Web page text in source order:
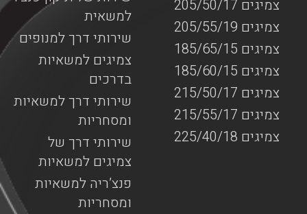
למשאית
שירותי דרך למנופים
צמיגים למשאיות
בדרכים
שירותי דרך למשאיות
ומסחריות
שירותי דרך של
צמיגים למשאיות
פנצ’ריה למשאיות
ומסחריות
צמיגים 205/50/17
צמיגים 205/55/19
צמיגים 185/65/15
צמיגים 185/60/15
צמיגים 215/50/17
צמיגים 215/55/17
צמיגים 225/40/18